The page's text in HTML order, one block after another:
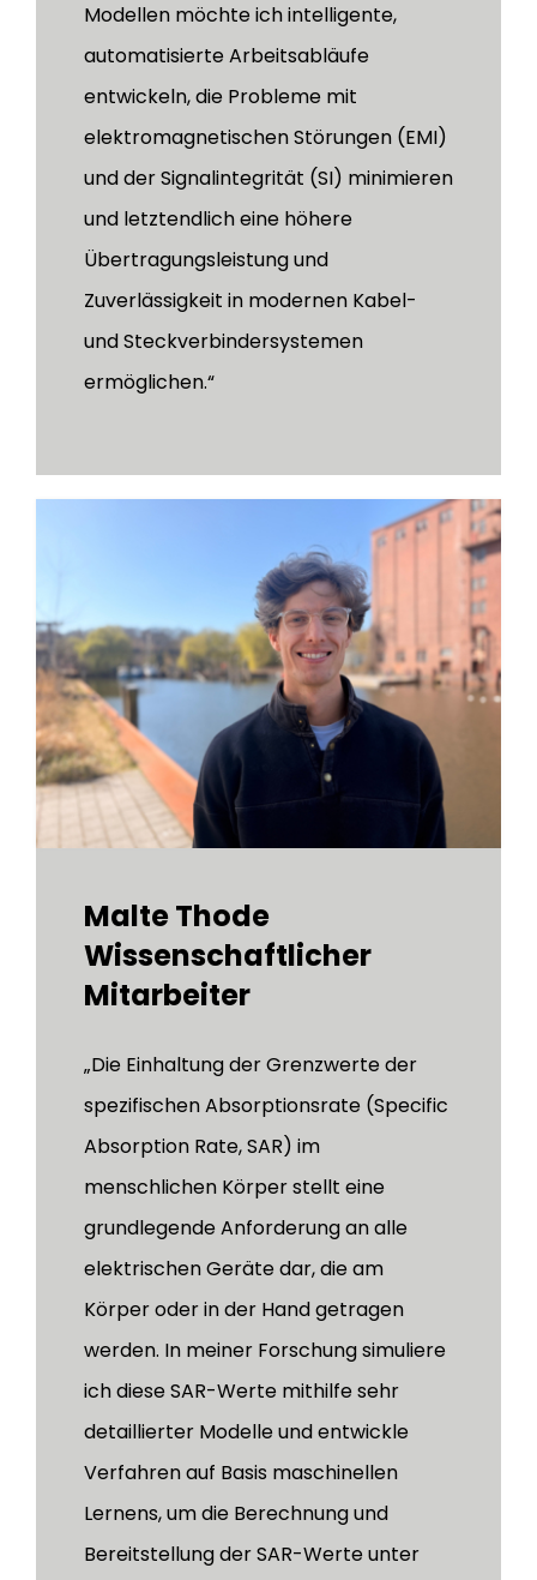
Modellen möchte ich intelligente,
automatisierte Arbeitsabläufe
entwickeln, die Probleme mit
elektromagnetischen Störungen (EMI)
und der Signalintegrität (SI) minimieren
und letztendlich eine höhere
Übertragungsleistung und
Zuverlässigkeit in modernen Kabel-
und Steckverbindersystemen
ermöglichen.“
Malte Thode
Wissenschaftlicher
Mitarbeiter
„Die Einhaltung der Grenzwerte der
spezifischen Absorptionsrate (Specific
Absorption Rate, SAR) im
menschlichen Körper stellt eine
grundlegende Anforderung an alle
elektrischen Geräte dar, die am
Körper oder in der Hand getragen
werden. In meiner Forschung simuliere
ich diese SAR-Werte mithilfe sehr
detaillierter Modelle und entwickle
Verfahren auf Basis maschinellen
Lernens, um die Berechnung und
Bereitstellung der SAR-Werte unter